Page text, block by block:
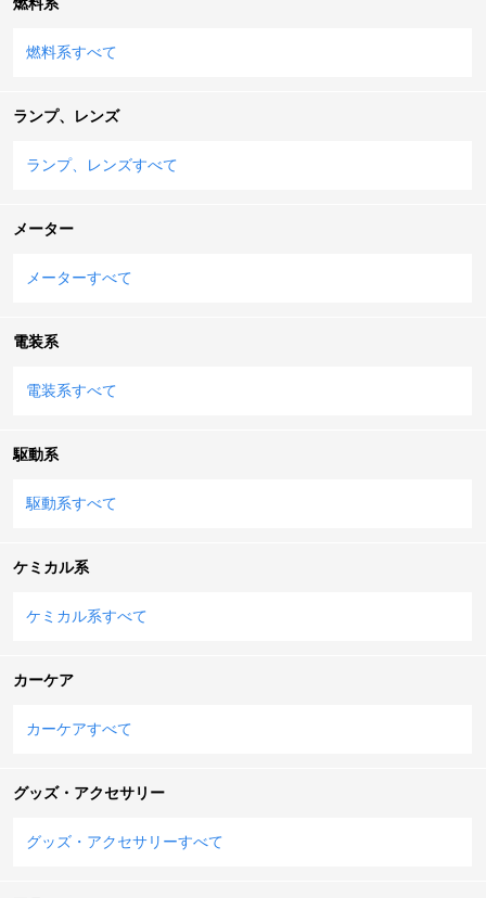
燃料系すべて
ランプ、レンズ
ランプ、レンズすべて
メーター
メーターすべて
電装系
電装系すべて
駆動系
駆動系すべて
ケミカル系
ケミカル系すべて
カーケア
カーケアすべて
グッズ・アクセサリー
グッズ・アクセサリーすべて